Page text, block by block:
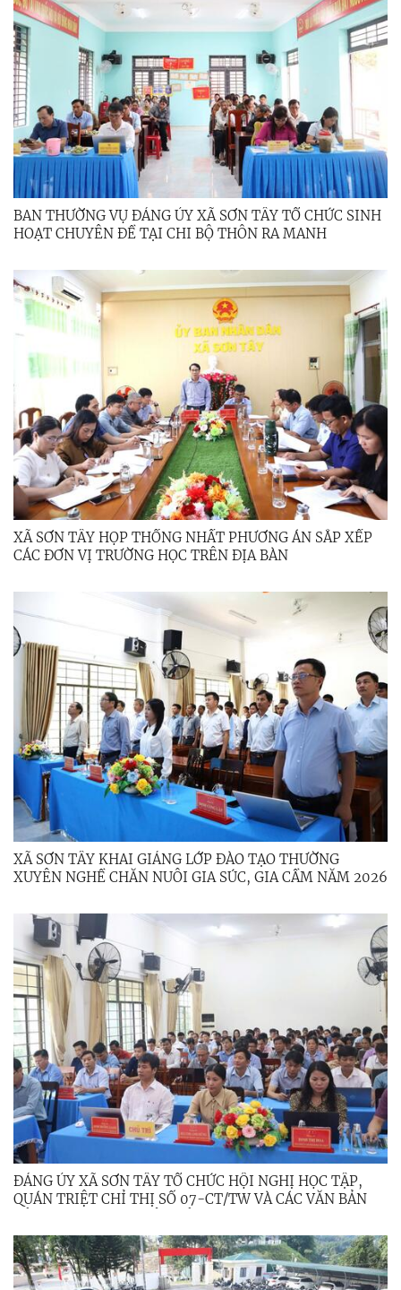
BAN THƯỜNG VỤ ĐẢNG ỦY XÃ SƠN TÂY TỔ CHỨC SINH
HOẠT CHUYÊN ĐỀ TẠI CHI BỘ THÔN RA MANH
XÃ SƠN TÂY HỌP THỐNG NHẤT PHƯƠNG ÁN SẮP XẾP
CÁC ĐƠN VỊ TRƯỜNG HỌC TRÊN ĐỊA BÀN
XÃ SƠN TÂY KHAI GIẢNG LỚP ĐÀO TẠO THƯỜNG
XUYÊN NGHỀ CHĂN NUÔI GIA SÚC, GIA CẦM NĂM 2026
ĐẢNG ỦY XÃ SƠN TÂY TỔ CHỨC HỘI NGHỊ HỌC TẬP,
QUÁN TRIỆT CHỈ THỊ SỐ 07-CT/TW VÀ CÁC VĂN BẢN